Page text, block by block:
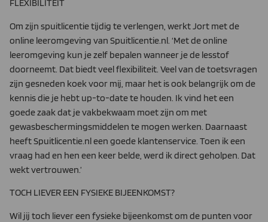
FLEXIBILITEIT
Om zijn spuitlicentie tijdig te verlengen, werkt Jort met de
onli­ne leeromgeving van Spuitlicentie.nl. ‘Met de online
leeromge­ving kun je zelf bepalen wanneer je de lesstof
doorneemt. Dat biedt veel flexibiliteit. Veel van de toetsvragen
zijn gesneden koek voor mij, maar het is ook belangrijk om de
kennis die je hebt up-to-date te houden. Ik vind het een
goede zaak dat je vakbekwaam moet zijn om met
gewasbeschermingsmiddelen te mogen werken. Daarnaast
heeft Spuitlicentie.nl een goede klantenservice. Toen ik een
vraag had en hen een keer belde, werd ik direct geholpen. Dat
wekt vertrouwen.’
TOCH LIEVER EEN FYSIEKE BIJEENKOMST?
Wil jij toch liever een fysieke bijeenkomst om de punten voor